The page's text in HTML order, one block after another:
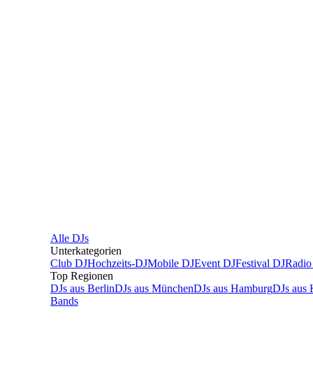
Alle DJs
Unterkategorien
Club DJHochzeits-DJMobile DJEvent DJFestival DJ
Top Regionen
DJs aus BerlinDJs aus MünchenDJs aus HamburgDJs aus
Bands